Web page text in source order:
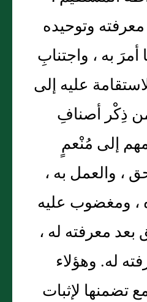
وتوحيده
به ، واجتنابِ
عليه إلى
ذِكْر أصنافِ
إلى مُنْعمٍ
، والعمل به ،
، ومغضوب عليه
معرفته له ،
له. وهؤلاء
تضمنها لإثبات